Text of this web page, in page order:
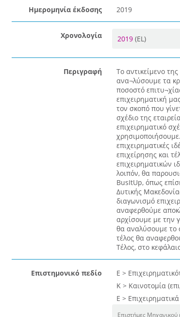
Ημερομηνία έκδοσης 2019
Χρονολογία 2019 (EL)
Περιγραφή
Το αντικείμενο
ανα¬λύσουμε τα
ποσοστό
επιχειρηματική
τον σκοπό που
σχέδιο της
επιχειρηματικό
επιχειρηματικές
επιχείρησης και
επιχειρηματικών
λοιπόν, θα
BusItUp, όπως
Δυτικής
διαγωνισμό
αναφερθούμε
αρχίσουμε με την
θα αναλύσουμε το
τέλος θα
Τέλος, στο
Επιστημονικό πεδίο
Ε >
Κ > Καινοτομία
Ε >
Επιστήμες Μηχανικού